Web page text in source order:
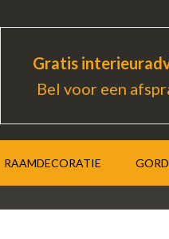
Gratis
Bel voor een
RAAMDECORATIE